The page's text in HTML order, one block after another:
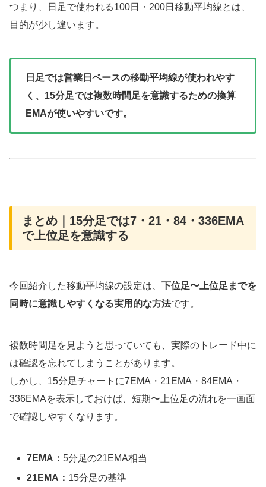
つまり、日足で使われる100日・200日移動平均線とは、
目的が少し違います。
日足では営業日ベースの移動平均線が使われやす
く、15分足では複数時間足を意識するための換算
EMAが使いやすいです。
まとめ｜15分足では7・21・84・336EMA
で上位足を意識する
今回紹介した移動平均線の設定は、 下位足〜上位足までを
同時に意識しやすくなる実用的な方法です。
複数時間足を見ようと思っていても、実際のトレード中に
は確認を忘れてしまうことがあります。
しかし、15分足チャートに7EMA・21EMA・84EMA・
336EMAを表示しておけば、短期〜上位足の流れを一画面
で確認しやすくなります。
7EMA：5分足の21EMA相当
21EMA： 15分足の基準